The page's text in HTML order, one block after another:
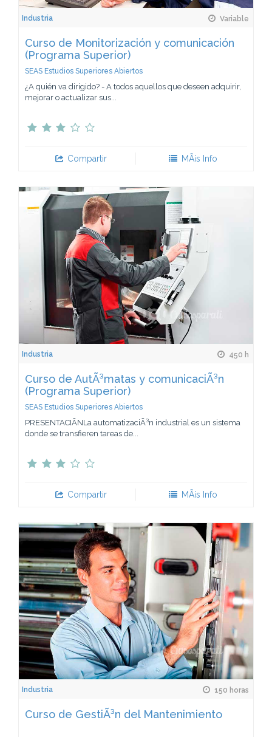
Industria Variable
Curso de Monitorización y comunicación
(Programa Superior)
SEAS Estudios Superiores Abiertos
¿A quién va dirigido? - A todos aquellos que deseen adquirir,
mejorar o actualizar sus...
Compartir MÃ¡s Info
Industria 450 h
Curso de AutÃ³matas y comunicaciÃ³n
(Programa Superior)
SEAS Estudios Superiores Abiertos
PRESENTACIÃNLa automatizaciÃ³n industrial es un sistema
donde se transfieren tareas de...
Compartir MÃ¡s Info
Industria 150 horas
Curso de GestiÃ³n del Mantenimiento